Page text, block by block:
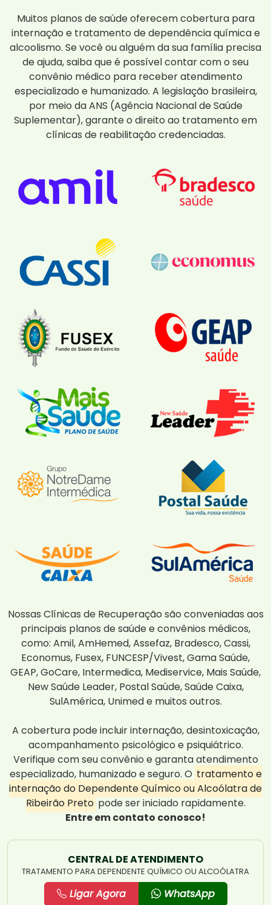
Muitos planos de saúde oferecem cobertura para
internação e tratamento de dependência química e
alcoolismo. Se você ou alguém da sua família precisa
de ajuda, saiba que é possível contar com o seu
convênio médico para receber atendimento
especializado e humanizado. A legislação brasileira,
por meio da ANS (Agência Nacional de Saúde
Suplementar), garante o direito ao tratamento em
clínicas de reabilitação credenciadas.
Nossas Clínicas de Recuperação são conveniadas aos
principais planos de saúde e convênios médicos,
como: Amil, AmHemed, Assefaz, Bradesco, Cassi,
Economus, Fusex, FUNCESP/Vivest, Gama Saúde,
GEAP, GoCare, Intermedica, Mediservice, Mais Saúde,
New Saúde Leader, Postal Saúde, Saúde Caixa,
SulAmérica, Unimed e muitos outros.
A cobertura pode incluir internação, desintoxicação,
acompanhamento psicológico e psiquiátrico.
Verifique com seu convênio e garanta atendimento
especializado, humanizado e seguro. O tratamento e
internação do Dependente Químico ou Alcoólatra de
Ribeirão Preto pode ser iniciado rapidamente.
Entre em contato conosco!
CENTRAL DE ATENDIMENTO
TRATAMENTO PARA DEPENDENTE QUÍMICO OU ALCOÓLATRA
Ligar Agora WhatsApp